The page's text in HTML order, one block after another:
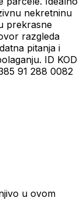
nekretninu
prekrasne
razgleda
pitanja i
ID KOD
91 288 0082
u ovom